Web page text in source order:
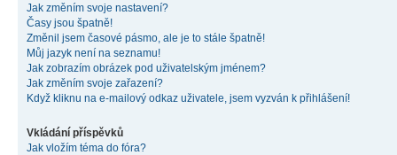
Jak změním svoje nastavení?
Časy jsou špatně!
Změnil jsem časové pásmo, ale je to stále špatně!
Můj jazyk není na seznamu!
Jak zobrazím obrázek pod uživatelským jménem?
Jak změním svoje zařazení?
Když kliknu na e-mailový odkaz uživatele, jsem vyzván k přihlášení!
Vkládání příspěvků
Jak vložím téma do fóra?